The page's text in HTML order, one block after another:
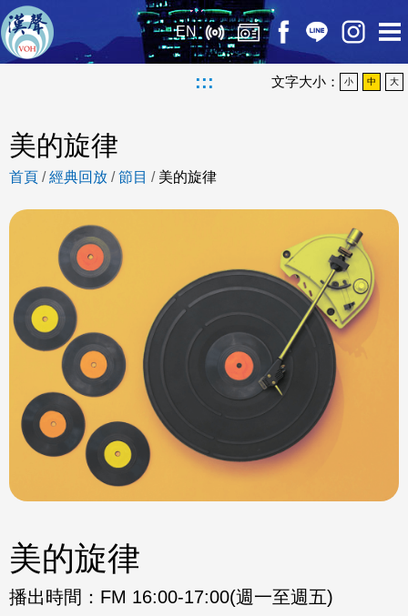
EN
::: 文字大小： 小 中 大
美的旋律
首頁 /經典回放 /節目 / 美的旋律
美的旋律
播出時間： FM 16:00-17:00(週一至週五)